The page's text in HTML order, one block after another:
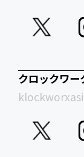
クロックワー